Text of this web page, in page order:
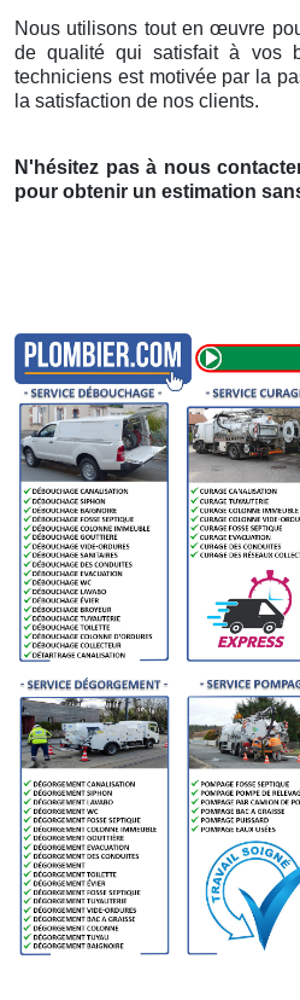
Nous utilisons tout en œuvre
de qualité qui satisfait à vos
techniciens est motivée par la
la satisfaction de nos clients.
N'hésitez pas à nous
pour obtenir un estimation